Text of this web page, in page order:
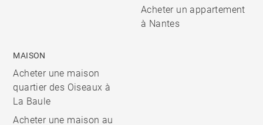
Acheter un appartement
à Nantes
MAISON
Acheter une maison
quartier des Oiseaux à
La Baule
Acheter une maison au